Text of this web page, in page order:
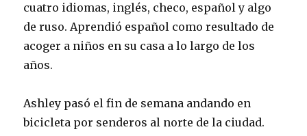
cuatro idiomas, inglés, checo, español y algo
de ruso. Aprendió español como resultado de
acoger a niños en su casa a lo largo de los
años.
Ashley pasó el fin de semana andando en
bicicleta por senderos al norte de la ciudad.